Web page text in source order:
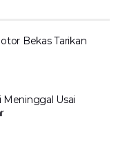
Bekas Tarikan
Usai